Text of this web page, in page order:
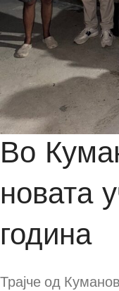
Во
новата
година
Трајче од